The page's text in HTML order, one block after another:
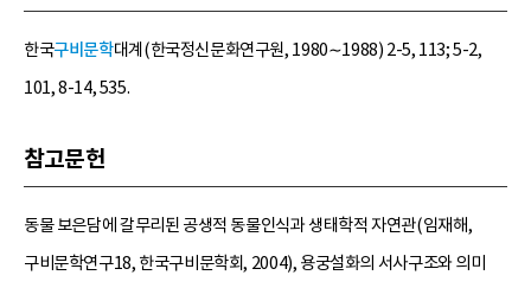
한국구비문학대계(한국정신문화연구원, 1980∼1988) 2-5, 113; 5-2,
101, 8-14, 535.
참고문헌
동물 보은담에 갈무리된 공생적 동물인식과 생태학적 자연관(임재해,
구비문학연구18, 한국구비문학회, 2004), 용궁설화의 서사구조와 의미